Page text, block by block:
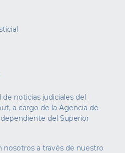
noticias judiciales del
a cargo de la Agencia de
del Superior
nosotros a través de nuestro